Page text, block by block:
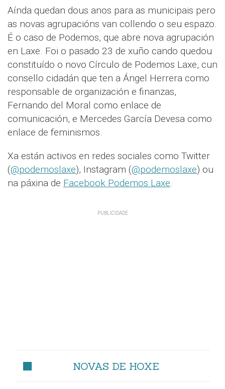
Aínda quedan dous anos para as municipais pero
as novas agrupacións van collendo o seu espazo.
É o caso de Podemos, que abre nova agrupación
en Laxe. Foi o pasado 23 de xuño cando quedou
constituído o novo Círculo de Podemos Laxe, cun
consello cidadán que ten a Ángel Herrera como
responsable de organización e finanzas,
Fernando del Moral como enlace de
comunicación, e Mercedes García Devesa como
enlace de feminismos.
Xa están activos en redes sociales como Twitter
(@podemoslaxe), Instagram (@podemoslaxe) ou
na páxina de Facebook Podemos Laxe.
NOVAS DE HOXE